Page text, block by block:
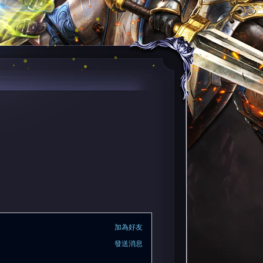
加為好友
發送消息